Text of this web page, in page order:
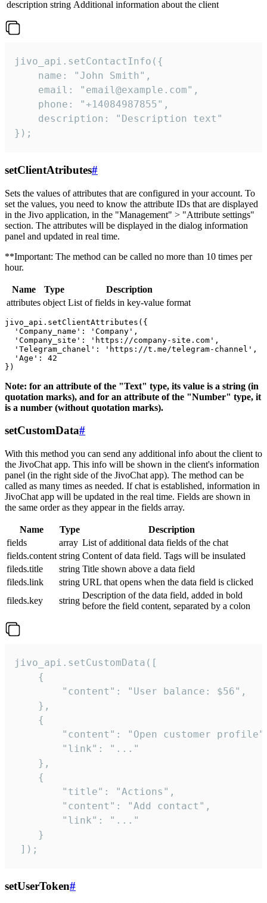
description string Additional information about the client
jivo_api.setContactInfo({
    name: "John Smith",
    email: "email@example.com",
    phone: "+14084987855",
    description: "Description text"
});
setClientAtributes#
Sets the values ​​of attributes that are configured in your account. To
set the values, you need to know the attribute IDs that are displayed
in the Jivo application, in the "Management" > "Attribute settings"
section. The attributes will be displayed in the dialog information
panel and updated in real time.
**Important: The method can be called no more than 10 times per
hour.
Name Type
Description
attributes object List of fields in key-value format
jivo_api.setClientAttributes({
  'Company_name': 'Company',
  'Company_site': 'https://company-site.com',
  'Telegram_chanel': 'https://t.me/telegram-channel',
  'Age': 42
Note: for an attribute of the "Text" type, its value is a string (in
quotation marks), and for an attribute of the "Number" type, it
is a number (without quotation marks).
setCustomData#
With this method you can send any additional info about the client to
the JivoChat app. This info will be shown in the client's information
panel (in the right side of the JivoChat app). The method can be
called as many times as needed. If chat is established, information in
JivoChat app will be updated in the real time. Fields are shown in
the same order as they appear in the fields array.
Name Type
Description
fields
array List of additional data fields of the chat
fields.content string Content of data field. Tags will be insulated
fileds.title
string Title shown above a data field
fileds.link
string URL that opens when the data field is clicked
fileds.key
string
Description of the data field, added in bold
before the field content, separated by a colon
jivo_api.setCustomData([
    {
        "content": "User balance: $56",
    },
    {
"content": "Open customer
        "link": "..."
    },
    {
        "title": "Actions",
        "content": "Add contact",
        "link": "..."
    }
]);
setUserToken#